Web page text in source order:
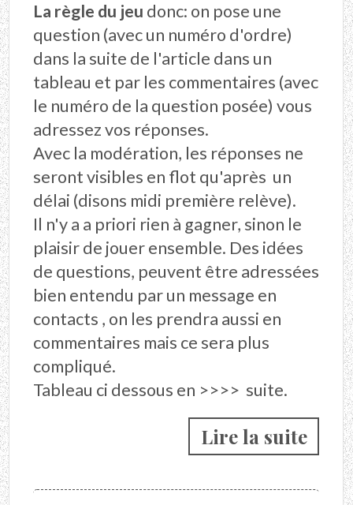
La règle du jeu donc: on pose une
question (avec un numéro d'ordre)
dans la suite de l'article dans un
tableau et par les commentaires (avec
le numéro de la question posée) vous
adressez vos réponses.
Avec la modération, les réponses ne
seront visibles en flot qu'après un
délai (disons midi première relève).
Il n'y a a priori rien à gagner, sinon le
plaisir de jouer ensemble. Des idées
de questions, peuvent être adressées
bien entendu par un message en
contacts , on les prendra aussi en
commentaires mais ce sera plus
compliqué.
Tableau ci dessous en >>>> suite.
Lire la suite